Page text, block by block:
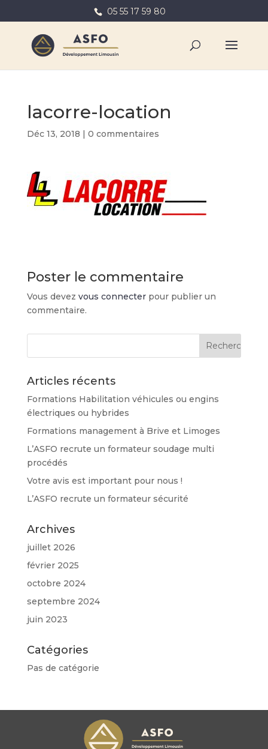
05 55 17 59 80
lacorre-location
Déc 13, 2018 | 0 commentaires
Poster le commentaire
Vous devez vous connecterpour publier un
commentaire.
Articles récents
Formations Habilitation véhicules ou engins
électriques ou hybrides
Formations management à Brive et Limoges
L’ASFO recrute un formateur soudage multi
procédés
Votre avis est important pour nous !
L’ASFO recrute un formateur sécurité
Archives
juillet 2026
février 2025
octobre 2024
septembre 2024
juin 2023
Catégories
Pas de catégorie